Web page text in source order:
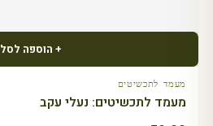
+ הוספה לסל
מעמד לתכשיטים
מעמד לתכשיטים: נעלי עקב